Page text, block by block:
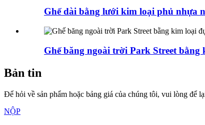
Ghế dài bằng lưới kim loại phủ nhựa
Ghế băng ngoài trời Park Street bằng
Bản tin
Để hỏi về sản phẩm hoặc bảng giá của chúng tôi, vui lòng để
NỘP